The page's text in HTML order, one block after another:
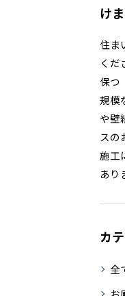
け
住ま
くだ
保つ
規模
や壁
スの
施工
あり
カ
全